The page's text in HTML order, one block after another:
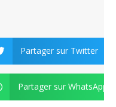
Partager sur Twitter
Partager sur WhatsApp